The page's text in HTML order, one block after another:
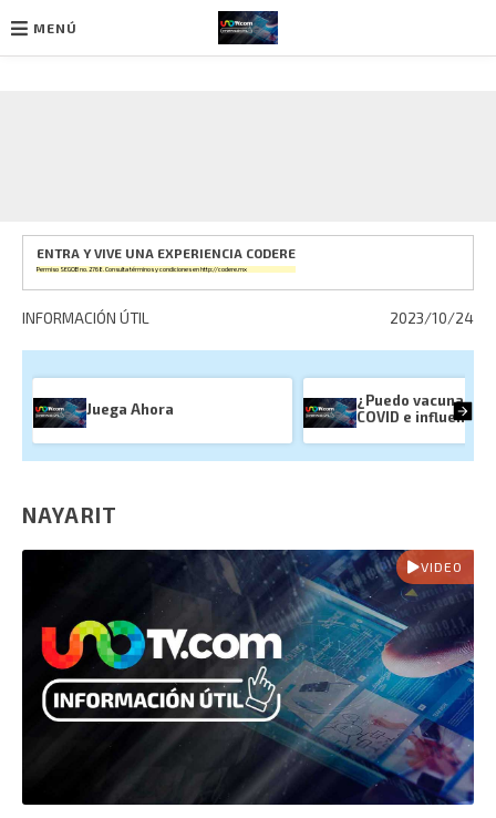
MENÚ
ENTRA Y VIVE UNA EXPERIENCIA CODERE
Permiso SEGOB no. 2768. Consulta términos y condiciones enhttp://codere.mx
INFORMACIÓN ÚTIL 2023/10/24
Juega Ahora
¿Puedo
COVID e influenza?
NAYARIT
VIDEO